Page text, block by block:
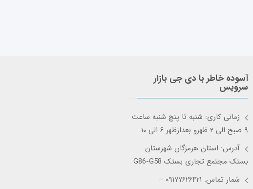
آسوده خاطر با دی جی بازار
سرویس
زمانی کاری: شنبه تا پنچ شنبه ساعت
۹ صبح الی ۲ ظهرو بعدازظهر ۶ الی ۱۰
آدرس: استان هرمزگان شهرستان
بستک مجتمع تجاری بستک G86-G58
شمار تماس: ۰۹۱۷۷۶۲۶۴۲۱ –